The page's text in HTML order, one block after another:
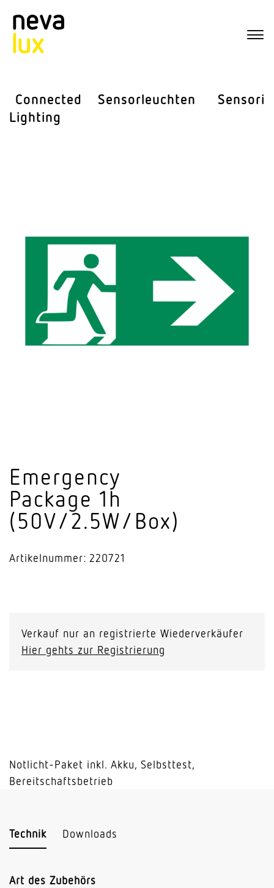
Connected
Lighting
Sensor­leuchten Sensorik
Emer­gency
Package 1h
(50V/2.5W/Box)
Artikelnummer: 220721
(50V/2.5W/Box)
Verkauf nur an registrierte Wiederverkäufer
Hier gehts zur Registrierung
Notlicht-Paket inkl. Akku, Selbsttest,
Bereitschaftsbetrieb
Technik Downloads
Art des Zubehörs